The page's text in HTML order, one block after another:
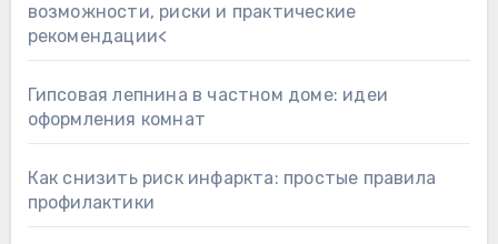
возможности, риски и практические
рекомендации<
Гипсовая лепнина в частном доме: идеи
оформления комнат
Как снизить риск инфаркта: простые правила
профилактики